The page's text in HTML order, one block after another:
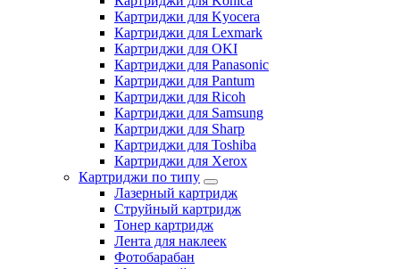
Картриджи для Kyocera
Картриджи для Lexmark
Картриджи для OKI
Картриджи для Panasonic
Картриджи для Pantum
Картриджи для Ricoh
Картриджи для Samsung
Картриджи для Sharp
Картриджи для Toshiba
Картриджи для Xerox
Картриджи по типу
Лазерный картридж
Струйный картридж
Тонер картридж
Лента для наклеек
Фотобарабан